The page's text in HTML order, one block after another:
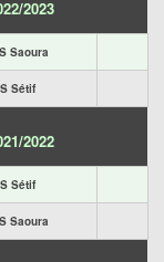
2023
Saoura
Sétif
2022
Sétif
Saoura